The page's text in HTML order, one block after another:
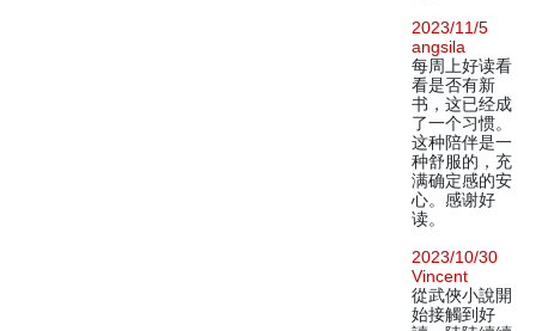
2023/11/5
angsila
每周上好读看
看是否有新
书，这已经成
了一个习惯。
这种陪伴是一
种舒服的，充
满确定感的安
心。感谢好
读。
2023/10/30
Vincent
從武俠小說開
始接觸到好